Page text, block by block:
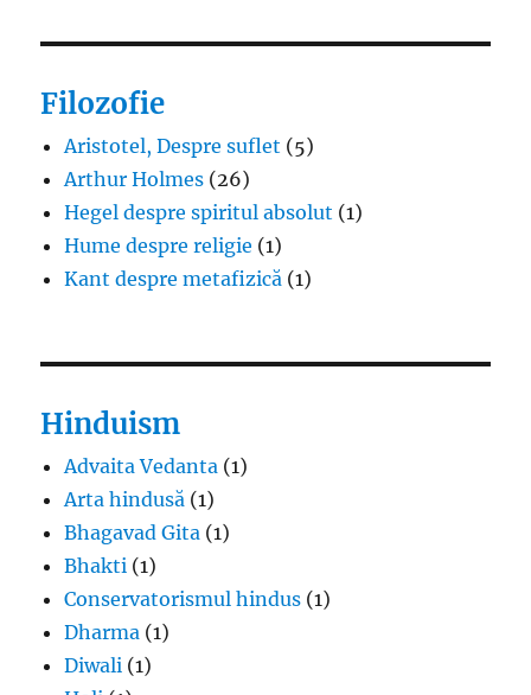
Filozofie
Aristotel, Despre suflet (5)
Arthur Holmes (26)
Hegel despre spiritul absolut (1)
Hume despre religie (1)
Kant despre metafizică (1)
Hinduism
Advaita Vedanta (1)
Arta hindusă (1)
Bhagavad Gita (1)
Bhakti (1)
Conservatorismul hindus (1)
Dharma (1)
Diwali (1)